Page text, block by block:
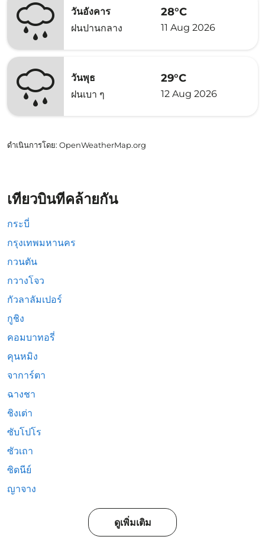
วันอังคาร
ฝนปานกลาง
28°C
11 Aug 2026
วันพุธ
ฝนเบา ๆ
29°C
12 Aug 2026
ดำเนินการโดย: OpenWeatherMap.org
เที่ยวบินที่คล้ายกัน
กระบี่
กรุงเทพมหานคร
กวนตัน
กวางโจว
กัวลาลัมเปอร์
กูชิง
คอมบาทอรี่
คุนหมิง
จาการ์ตา
ฉางชา
ชิงเต่า
ซับโปโร
ซัวเถา
ซิดนีย์
ญาจาง
ดูเพิ่มเติม